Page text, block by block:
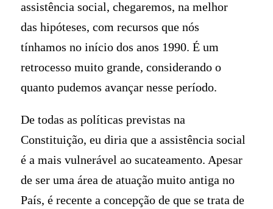
assistência social, chegaremos, na melhor
das hipóteses, com recursos que nós
tínhamos no início dos anos 1990. É um
retrocesso muito grande, considerando o
quanto pudemos avançar nesse período.
De todas as políticas previstas na
Constituição, eu diria que a assistência social
é a mais vulnerável ao sucateamento. Apesar
de ser uma área de atuação muito antiga no
País, é recente a concepção de que se trata de